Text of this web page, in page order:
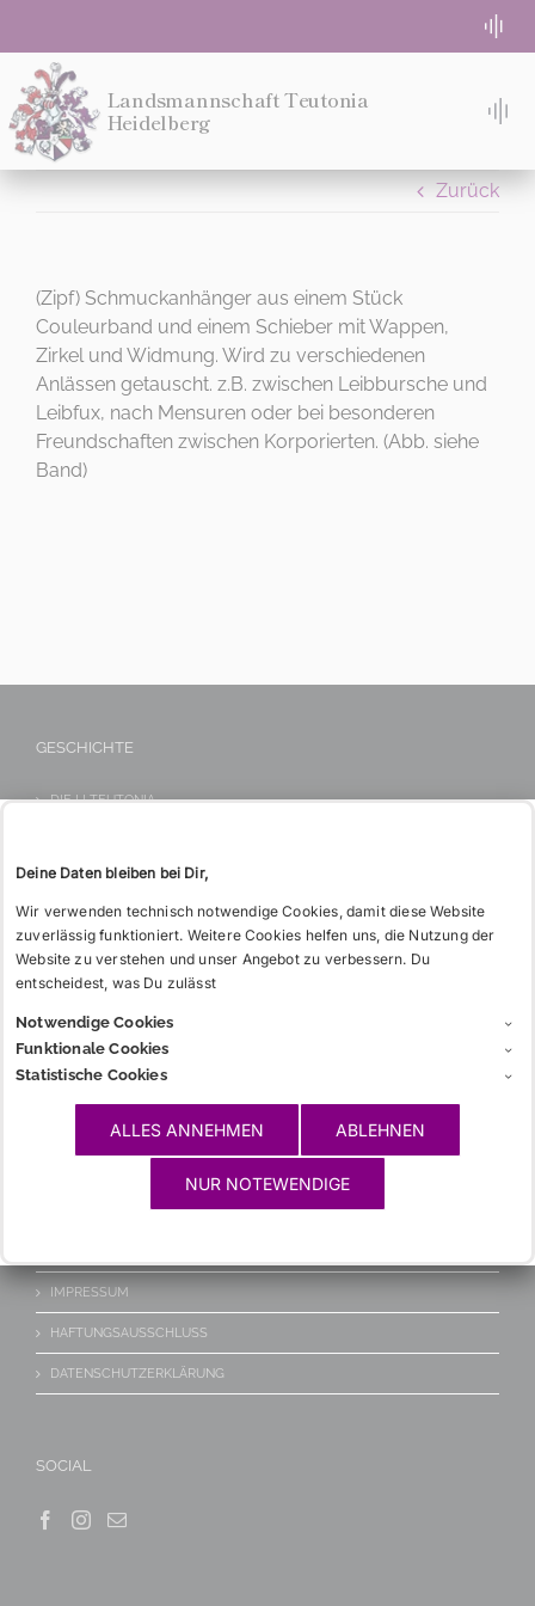
springen
WG-Zimmer frei
Absolute Beginner
Login für Teuten
Eventlocation Bremeneck
Landsmannschaft Teutonia
Heidelberg
TACH!
WOHNEN
MITMACHEN!
IDEE
Zurück
(Zipf) Schmuckanhänger aus einem Stück
Couleurband und einem Schieber mit Wappen,
Zirkel und Widmung. Wird zu verschiedenen
Anlässen getauscht. z.B. zwischen Leibbursche und
Leibfux, nach Mensuren oder bei besonderen
Freundschaften zwischen Korporierten. (Abb. siehe
Band)
GESCHICHTE
DIE L! TEUTONIA
DER TREUBUND
CHARGIA
GLOSSAR
LINKS
IMPRESSUM
HAFTUNGSAUSSCHLUSS
DATENSCHUTZERKLÄRUNG
SOCIAL
Deine Daten bleiben bei Dir,
Wir verwenden technisch notwendige Cookies, damit diese Website
zuverlässig funktioniert. Weitere Cookies helfen uns, die Nutzung der
Website zu verstehen und unser Angebot zu verbessern. Du
entscheidest, was Du zulässt
Notwendige Cookies
Funktionale Cookies
Statistische Cookies
ALLES ANNEHMEN ABLEHNEN
NUR NOTEWENDIGE
DIES IST DEIN MENÜ
Wo